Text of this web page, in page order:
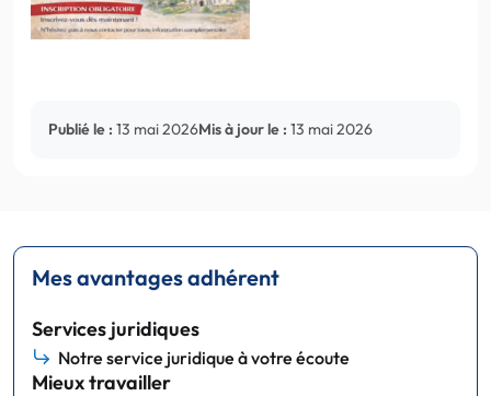
Publié le : 13 mai 2026Mis à jour le : 13 mai 2026
Mes avantages adhérent
Services juridiques
Notre service juridique à votre écoute
Mieux travailler